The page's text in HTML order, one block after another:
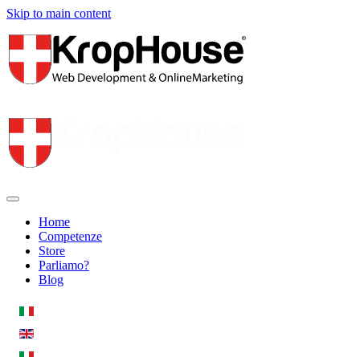
Skip to main content
Home
Competenze
Store
Parliamo?
Blog